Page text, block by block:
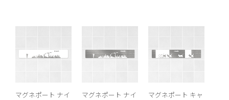
マグネポート ナイ マグネポート ナイ マグネポート キャ